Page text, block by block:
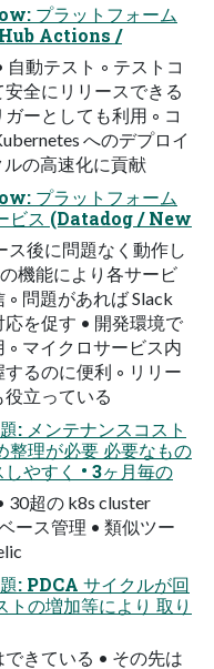
プラットフォーム
Actions /
動テスト ◦ テストコ
全にリリースできる
ーとしても利⽤ ◦ コ
へのデプロイ
の⾼速化に貢献
プラットフォーム
ビス (Datadog / New
ス後に問題なく動作し
機能により各サービ
問題があれば Slack
を促す • 開発環境で
◦ マイクロサービス内
るのに便利 ◦ リリー
⽴っている
メンテナンスコスト
整理が必要 必要なもの
やすく • 3ヶ⽉毎の
30超の k8s cluster
ース管理 • 類似ツー
PDCA サイクルが回
の増加等により 取り
きている • その先は